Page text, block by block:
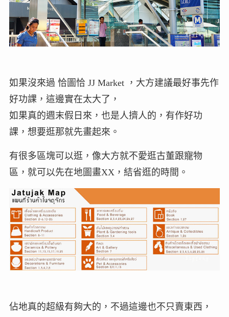
如果沒來過 恰圖恰 JJ Market ，大方建議最好事先作
好功課，這邊實在太大了，
如果真的週末假日來，也是人擠人的，有作好功
課，想要逛那就先畫起來。
有很多區塊可以逛，像大方就不愛逛古董跟寵物
區，就可以先在地圖畫XX，結省逛的時間。
佔地真的超級有夠大的，不過這邊也不只賣東西，